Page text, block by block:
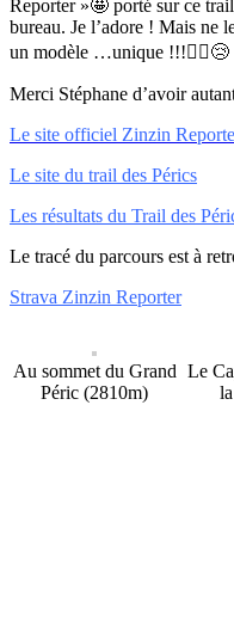
Reporter »🤩 porté sur ce
bureau. Je l’adore ! Mais ne
un modèle …unique !!!🤦‍♂️😢
Merci Stéphane d’avoir
Le site officiel Zinzin
Le site du trail des Pérics
Les résultats du Trail des
Le tracé du parcours est à
Strava Zinzin Reporter
Au sommet du Grand
Péric (2810m)
Le